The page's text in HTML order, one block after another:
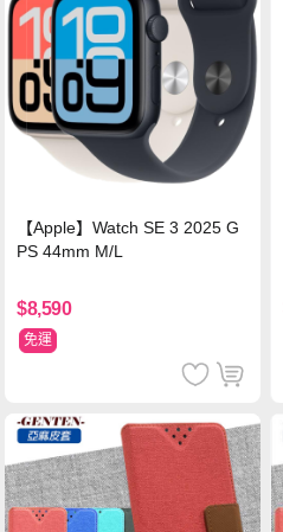
【Apple】Watch SE 3 2025 G
PS 44mm M/L
$8,590
免運